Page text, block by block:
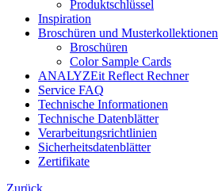
Produktschlüssel
Inspiration
Broschüren und Musterkollektionen
Broschüren
Color Sample Cards
ANALYZEit Reflect Rechner
Service FAQ
Technische Informationen
Technische Datenblätter
Verarbeitungsrichtlinien
Sicherheitsdatenblätter
Zertifikate
Zurück